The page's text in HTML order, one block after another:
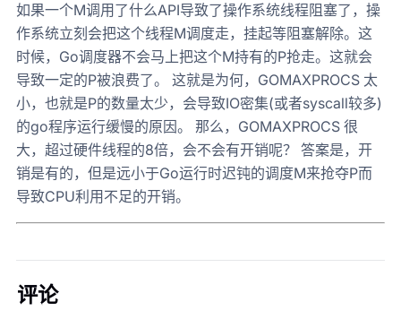
如果一个M调用了什么API导致了操作系统线程阻塞了，操
作系统立刻会把这个线程M调度走，挂起等阻塞解除。这
时候，Go调度器不会马上把这个M持有的P抢走。这就会
导致一定的P被浪费了。 这就是为何，GOMAXPROCS 太
小，也就是P的数量太少，会导致IO密集(或者syscall较多)
的go程序运行缓慢的原因。 那么，GOMAXPROCS 很
大，超过硬件线程的8倍，会不会有开销呢？ 答案是，开
销是有的，但是远小于Go运行时迟钝的调度M来抢夺P而
导致CPU利用不足的开销。
评论